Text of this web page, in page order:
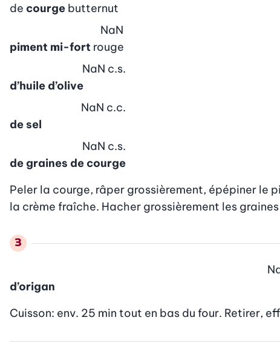
de courge butternut
piment mi-fort rouge
NaN
d’huile d’olive
NaN c.s.
de sel
NaN c.c.
de graines de courge
NaN c.s.
Peler la courge, râper grossièrement, épépiner le
la crème fraîche. Hacher grossièrement les
d’origan
Cuisson: env. 25 min tout en bas du four. Retirer,